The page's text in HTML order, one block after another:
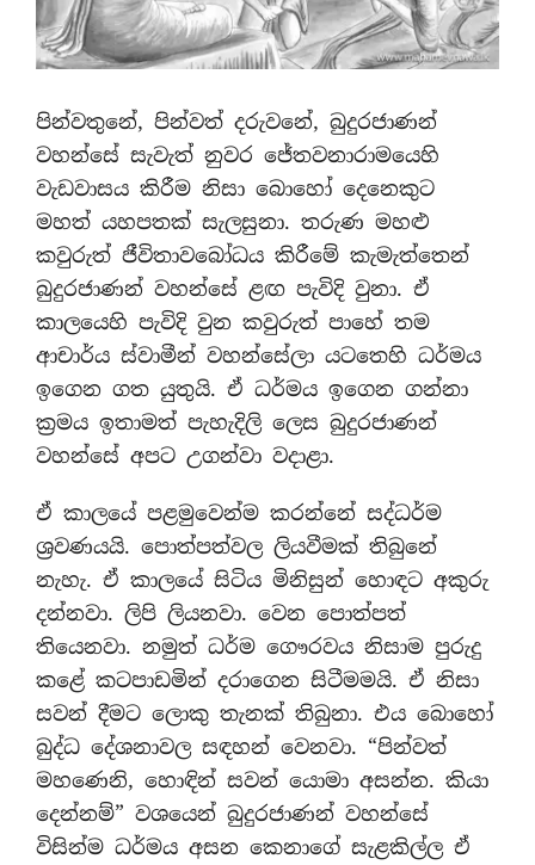
පින්වතුනේ, පින්වත් දරුවනේ, බුදුරජාණන්
වහන්සේ සැවැත් නුවර ජේතවනාරාමයෙහි
වැඩවාසය කිරීම නිසා බොහෝ දෙනෙකුට
මහත් යහපතක් සැලසුනා. තරුණ මහළු
කවුරුත් ජීවිතාවබෝධය කිරීමේ කැමැත්තෙන්
බුදුරජාණන් වහන්සේ ළඟ පැවිදි වුනා. ඒ
කාලයෙහි පැවිදි වුන කවුරුත් පාහේ තම
ආචාර්ය ස්වාමීන් වහන්සේලා යටතෙහි ධර්මය
ඉගෙන ගත යුතුයි. ඒ ධර්මය ඉගෙන ගන්නා
ක්‍රමය ඉතාමත් පැහැදිලි ලෙස බුදුරජාණන්
වහන්සේ අපට උගන්වා වදාළා.
ඒ කාලයේ පළමුවෙන්ම කරන්නේ සද්ධර්ම
ශ‍්‍රවණයයි. පොත්පත්වල ලියවීමක් තිබුනේ
නැහැ. ඒ කාලයේ සිටිය මිනිසුන් හොඳට අකුරු
දන්නවා. ලිපි ලියනවා. වෙන පොත්පත්
තියෙනවා. නමුත් ධර්ම ගෞරවය නිසාම පුරුදු
කළේ කටපාඩමින් දරාගෙන සිටීමමයි. ඒ නිසා
සවන් දීමට ලොකු තැනක් තිබුනා. එය බොහෝ
බුද්ධ දේශනාවල සඳහන් වෙනවා. “පින්වත්
මහණෙනි, හොඳින් සවන් යොමා අසන්න. කියා
දෙන්නම්” වශයෙන් බුදුරජාණන් වහන්සේ
විසින්ම ධර්මය අසන කෙනාගේ සැළකිල්ල ඒ